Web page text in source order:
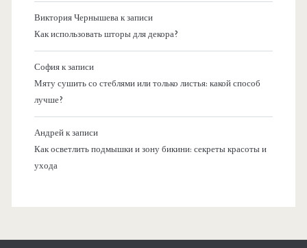
Виктория Чернышевак записи
Как использовать шторы для декора?
Софияк записи
Мяту сушить со стеблями или только листья: какой способ
лучше?
Андрейк записи
Как осветлить подмышки и зону бикини: секреты красоты и
ухода